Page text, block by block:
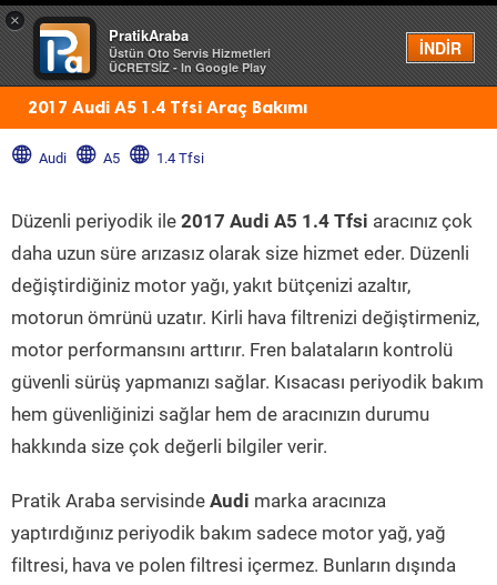
×
PratikAraba
Üstün Oto Servis Hizmetleri
ÜCRETSİZ - In Google Play
İNDİR
Menü
2017 Audi A5 1.4 Tfsi Araç Bakımı
Audi A5 1.4 Tfsi
Düzenli periyodik ile 2017 Audi A5 1.4 Tfsi aracınız çok
daha uzun süre arızasız olarak size hizmet eder. Düzenli
değiştirdiğiniz motor yağı, yakıt bütçenizi azaltır,
motorun ömrünü uzatır. Kirli hava filtrenizi değiştirmeniz,
motor performansını arttırır. Fren balataların kontrolü
güvenli sürüş yapmanızı sağlar. Kısacası periyodik bakım
hem güvenliğinizi sağlar hem de aracınızın durumu
hakkında size çok değerli bilgiler verir.
Pratik Araba servisinde Audi marka aracınıza
yaptırdığınız periyodik bakım sadece motor yağ, yağ
filtresi, hava ve polen filtresi içermez. Bunların dışında